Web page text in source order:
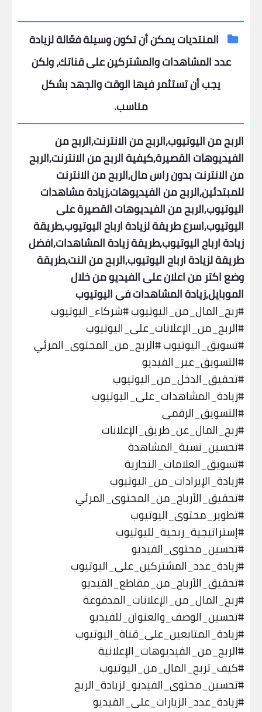
المنتديات يمكن أن تكون وسيلة فعّالة لزيادة
عدد المشاهدات والمشتركين على قناتك، ولكن
يجب أن تستثمر فيها الوقت والجهد بشكل
مناسب.
الربح من اليوتيوب,الربح من الانترنت,الربح من
الفيديوهات القصيرة,كيفية الربح من الانترنت,الربح
من الانترنت بدون راس مال,الربح من الانترنت
للمبتدئين,الربح من الفيديوهات,زيادة مشاهدات
اليوتيوب,الربح من الفيديوهات القصيرة على
اليوتيوب,اسرع طريقة لزيادة ارباح اليوتيوب,طريقة
زيادة ارباح اليوتيوب,طريقة زيادة المشاهدات,افضل
طريقة لزيادة ارباح اليوتيوب,الربح من النت,طريقة
وضع اكتر من اعلان على الفيديو من خلال
الموبايل,زيادة المشاهدات في اليوتيوب
#ربح_المال_من_اليوتيوب#شركاء_اليوتيوب
#الربح_من_الإعلانات_على_اليوتيوب
#تسويق_اليوتيوب#الربح_من_المحتوى_المرئي
#التسويق_عبر_الفيديو
#تحقيق_الدخل_من_اليوتيوب
#زيادة_المشاهدات_على_اليوتيوب
#التسويق_الرقمي
#ربح_المال_عن_طريق_الإعلانات
#تحسين_نسبة_المشاهدة
#تسويق_العلامات_التجارية
#زيادة_الإيرادات_من_اليوتيوب
#تحقيق_الأرباح_من_المحتوى_المرئي
#تطوير_محتوى_اليوتيوب
#إستراتيجية_ربحية_لليوتيوب
#تحسين_محتوى_الفيديو
#زيادة_عدد_المشتركين_على_اليوتيوب
#تحقيق_الأرباح_من_مقاطع_الفيديو
#ربح_المال_من_الإعلانات_المدفوعة
#تحسين_الوصف_والعنوان_للفيديو
#زيادة_المتابعين_على_قناة_اليوتيوب
#الربح_من_الفيديوهات_الإعلانية
#كيف_تربح_المال_من_اليوتيوب
#تحسين_محتوى_الفيديو_لزيادة_الربح
#زيادة_عدد_الزيارات_على_الفيديو